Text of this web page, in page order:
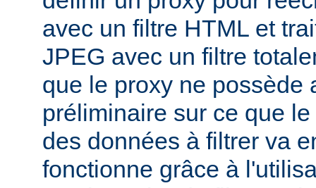
avec un filtre HTML et
JPEG avec un filtre
que le proxy ne possède
préliminaire sur ce que
des données à filtrer va
fonctionne grâce à